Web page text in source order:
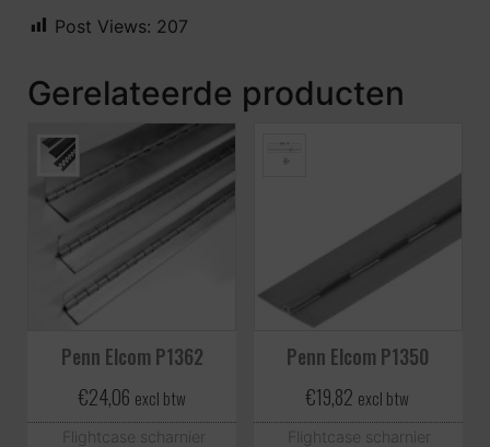
Post Views: 207
Gerelateerde producten
Penn Elcom P1362
€24,06 excl btw
Flightcase scharnier
Penn Elcom P1350
€19,82 excl btw
Flightcase scharnier